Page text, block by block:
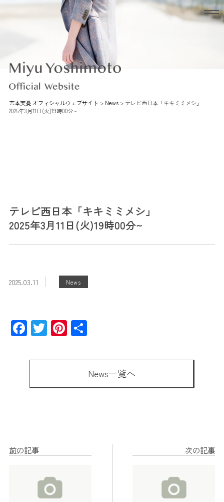
吉本実憂 オフィシャルウェブサイト > News> テレビ西日本「キキミミメシ」
2025年3月11日(火)19時00分~
テレビ西日本「キキミミメシ」
2025年3月11日(火)19時00分~
2025.03.11 News
Facebook
TwitterPinterest
共
News一覧へ
前の記事 次の記事